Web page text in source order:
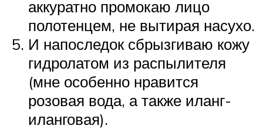
аккуратно промокаю лицо
полотенцем, не вытирая насухо.
И напоследок сбрызгиваю кожу
гидролатом из распылителя
(мне особенно нравится
розовая вода, а также иланг-
иланговая).